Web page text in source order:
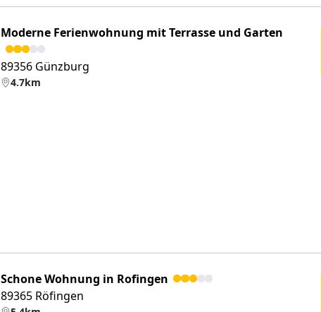
Moderne Ferienwohnung mit Terrasse und Garten
89356 Günzburg
4.7km
Schone Wohnung in Rofingen
89365 Röfingen